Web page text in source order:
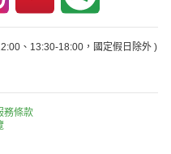
、13:30-18:00，國定假日除外 )
務條款